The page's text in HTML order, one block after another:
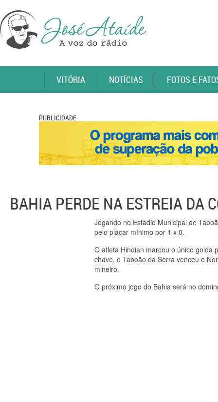
VITÓRIA NOTÍCIAS FOTOS E
PUBLICIDADE
BAHIA PERDE NA ESTREIA DA
Jogando no Estádio Municipal de
pelo placar mínimo por 1 x 0.
O atleta Hindian marcou o único
chave, o Taboão da Serra venceu o
mineiro.
O próximo jogo do Bahia será no